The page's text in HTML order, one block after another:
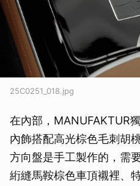
25C0251_018.jpg
在內部，MANUFAKTUR
內飾搭配高光棕色毛刺胡
方向盤是手工製作的，需
絎縫馬鞍棕色車頂襯裡、